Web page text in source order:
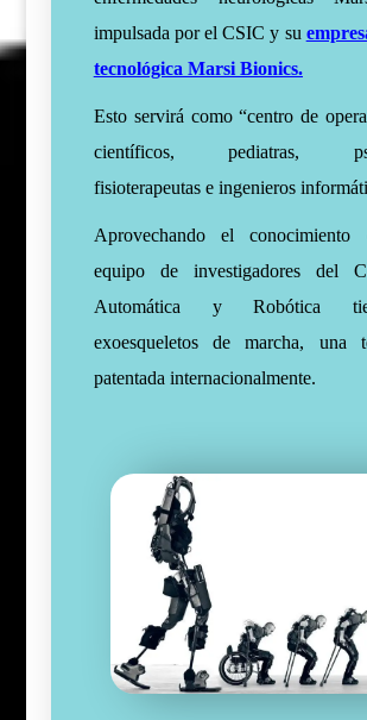
impulsada por el CSIC y su
tecnológica Marsi Bionics.
Esto servirá como “centro de
científicos, pediatras,
fisioterapeutas e ingenieros
Aprovechando el conocimiento
equipo de investigadores del
Automática y Robótica
exoesqueletos de marcha, una
patentada internacionalmente.